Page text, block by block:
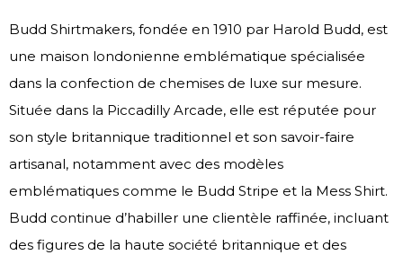
Budd Shirtmakers, fondée en 1910 par Harold Budd, est
une maison londonienne emblématique spécialisée
dans la confection de chemises de luxe sur mesure.
Située dans la Piccadilly Arcade, elle est réputée pour
son style britannique traditionnel et son savoir-faire
artisanal, notamment avec des modèles
emblématiques comme le Budd Stripe et la Mess Shirt.
Budd continue d’habiller une clientèle raffinée, incluant
des figures de la haute société britannique et des